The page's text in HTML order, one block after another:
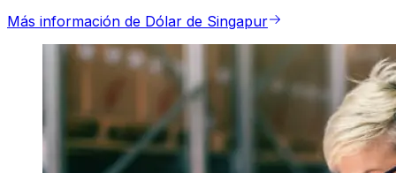
Más información de Dólar de Singapur